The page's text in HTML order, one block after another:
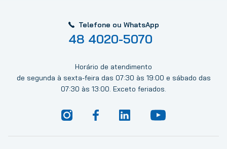
Telefone ou WhatsApp
48 4020-5070
Horário de atendimento
de segunda à sexta-feira das 07:30 às 19:00 e sábado das
07:30 às 13:00. Exceto feriados.